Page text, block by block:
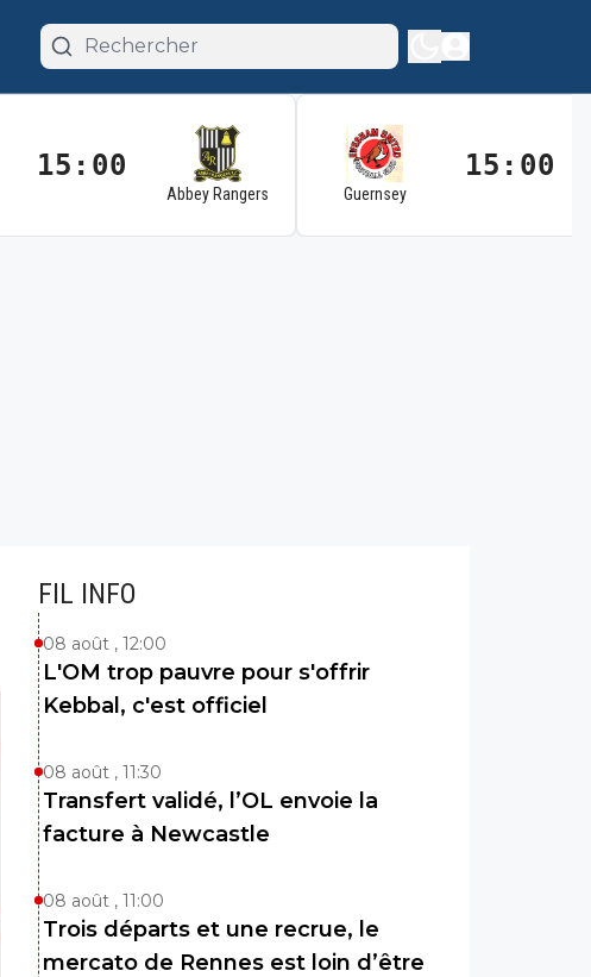
15:00
Abbey Rangers Guernsey
15:00
FIL INFO
08 août , 12:00
L'OM trop pauvre pour s'offrir
Kebbal, c'est officiel
08 août , 11:30
Transfert validé, l’OL envoie la
facture à Newcastle
08 août , 11:00
Trois départs et une recrue, le
mercato de Rennes est loin d’être